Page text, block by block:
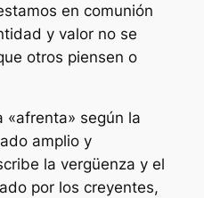
en comunión
y valor no se
otros piensen o
«afrenta» según la
amplio y
la vergüenza y el
por los creyentes,